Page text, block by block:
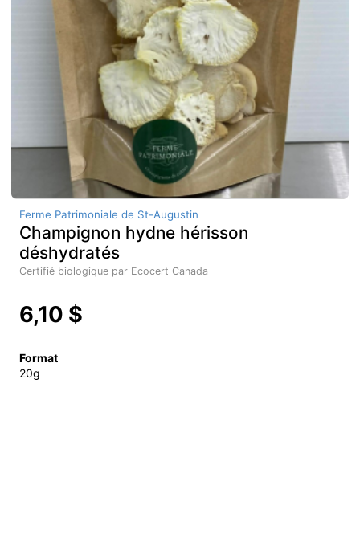
Ferme Patrimoniale de St-Augustin
Champignon hydne hérisson
déshydratés
Certifié biologique par Ecocert Canada
6,10 $
Format
20g